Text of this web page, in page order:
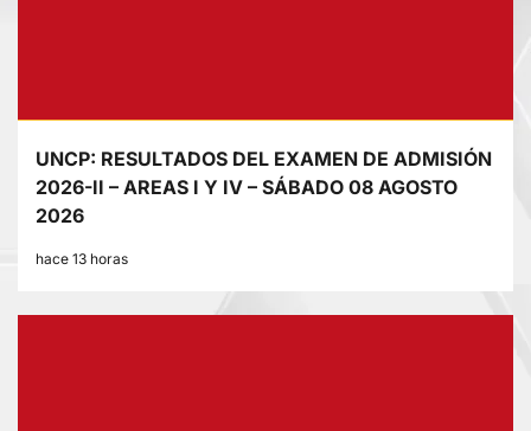
UNCP: RESULTADOS DEL EXAMEN DE ADMISIÓN
2026-II – AREAS I Y IV – SÁBADO 08 AGOSTO
2026
hace 13 horas